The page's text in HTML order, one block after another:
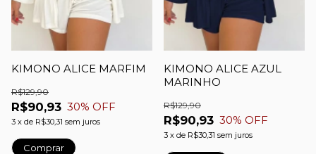
KIMONO ALICE MARFIM
R$90,93
R$129,90
30% OFF
3 x de R$30,31 sem juros
Comprar
KIMONO ALICE AZUL
MARINHO
R$90,93
R$129,90
30% OFF
3 x de R$30,31 sem juros